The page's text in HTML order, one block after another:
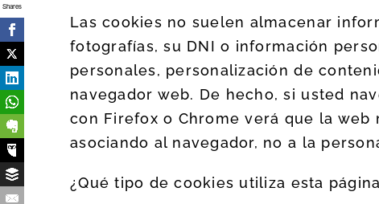
Las cookies no suelen almacenar
fotografías, su DNI o información
personales, personalización de
navegador web. De hecho, si usted
con Firefox o Chrome verá que la
asociando al navegador, no a la
¿Qué tipo de cookies utiliza esta
Shares